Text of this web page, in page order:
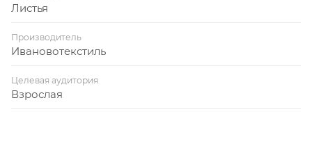
Листья
Производитель
Ивановотекстиль
Целевая аудитория
Взрослая